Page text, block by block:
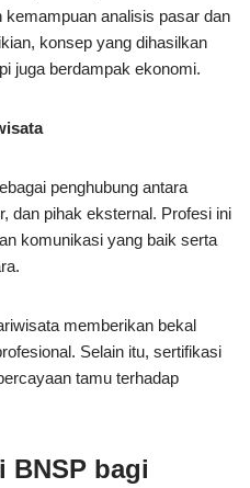
kemampuan analisis pasar dan
konsep yang dihasilkan
juga berdampak ekonomi.
penghubung antara
dan pihak eksternal. Profesi ini
komunikasi yang baik serta
memberikan bekal
Selain itu, sertifikasi
tamu terhadap
BNSP bagi